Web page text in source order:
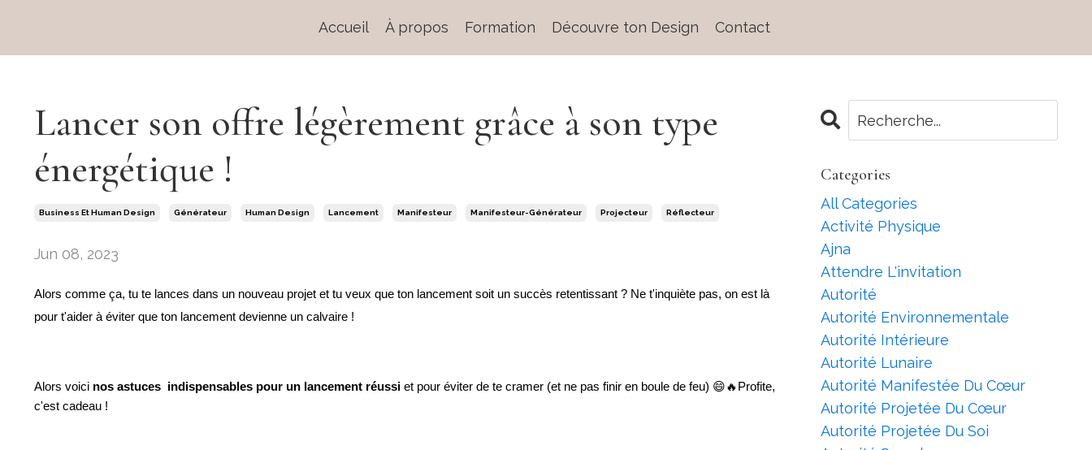
Accueil À propos Formation Découvre ton Design Contact
Lancer son offre légèrement grâce à son type
énergétique !
Business Et Human Design Générateur Human Design Lancement Manifesteur Manifesteur-Générateur Projecteur Réflecteur
Jun 08, 2023
Alors comme ça, tu te lances dans un nouveau projet et tu veux que ton lancement soit un succès retentissant ? Ne t'inquiète pas, on est là
pour t'aider à éviter que ton lancement devienne un calvaire !
Alors voici nos astuces indispensables pour un lancement réussi et pour éviter de te cramer (et ne pas finir en boule de feu) 😄🔥Profite,
c'est cadeau !
Categories
All Categories
Activité Physique
Ajna
Attendre L'invitation
Autorité
Autorité Environnementale
Autorité Intérieure
Autorité Lunaire
Autorité Manifestée Du Cœur
Autorité Projetée Du Cœur
Autorité Projetée Du Soi